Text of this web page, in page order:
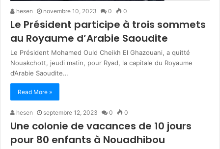
hesen novembre 10, 2023 0 0
Le Président participe à trois sommets
au Royaume d’Arabie Saoudite
Le Président Mohamed Ould Cheikh El Ghazouani, a quitté
Nouakchott, jeudi matin, pour Ryad, la capitale du Royaume
d’Arabie Saoudite…
Read More »
hesen septembre 12, 2023 0 0
Une colonie de vacances de 10 jours
pour 80 enfants à Nouadhibou